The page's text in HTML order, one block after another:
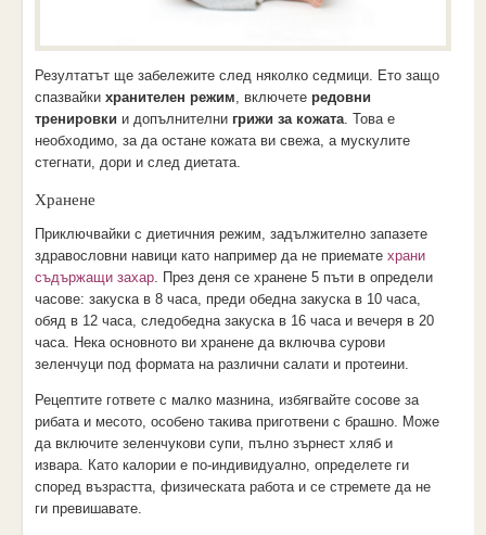
Резултатът ще забележите след няколко седмици. Ето защо
спазвайки хранителен режим, включете редовни
тренировки и допълнителни грижи за кожата. Това е
необходимо, за да остане кожата ви свежа, а мускулите
стегнати, дори и след диетата.
Хранене
Приключвайки с диетичния режим, задължително запазете
здравословни навици като например да не приемате храни
съдържащи захар. През деня се хранене 5 пъти в определи
часове: закуска в 8 часа, преди обедна закуска в 10 часа,
обяд в 12 часа, следобедна закуска в 16 часа и вечеря в 20
часа. Нека основното ви хранене да включва сурови
зеленчуци под формата на различни салати и протеини.
Рецептите гответе с малко мазнина, избягвайте сосове за
рибата и месото, особено такива приготвени с брашно. Може
да включите зеленчукови супи, пълно зърнест хляб и
извара. Като калории е по-индивидуално, определете ги
според възрастта, физическата работа и се стремете да не
ги превишавате.